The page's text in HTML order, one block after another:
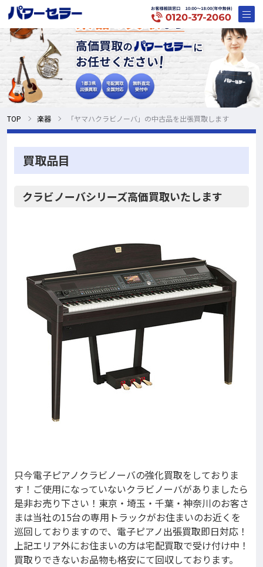
TOP 楽器 「ヤマハクラビノーバ」の中古品を出張買取します
買取品目
クラビノーバシリーズ高価買取いたします
只今電子ピアノクラビノーバの強化買取をしておりま
す！ご使用になっていないクラビノーバがありましたら
是非お売り下さい！東京・埼玉・千葉・神奈川のお客さ
まは当社の15台の専用トラックがお住まいのお近くを
巡回しておりますので、電子ピアノ出張買取即日対応！
上記エリア外にお住まいの方は宅配買取で受け付け中！
買取りできないお品物も格安にて回収しております。